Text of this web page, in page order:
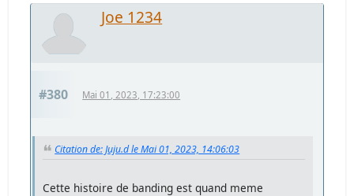
Joe 1234
#380 Mai 01, 2023, 17:23:00
Citation de: Juju.d le Mai 01, 2023, 14:06:03
Cette histoire de banding est quand meme